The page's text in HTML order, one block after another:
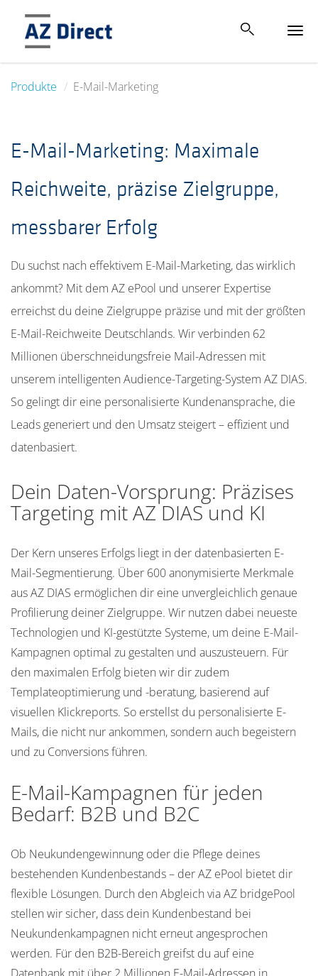
Produkte E-Mail-Marketing
E-Mail-Marketing: Maximale
Reichweite, präzise Zielgruppe,
messbarer Erfolg
Du suchst nach effektivem E-Mail-Marketing, das wirklich
ankommt? Mit dem AZ ePool und unserer Expertise
erreichst du deine Zielgruppe präzise und mit der größten
E-Mail-Reichweite Deutschlands. Wir verbinden 62
Millionen überschneidungsfreie Mail-Adressen mit
unserem intelligenten Audience-Targeting-System AZ DIAS.
So gelingt dir eine personalisierte Kundenansprache, die
Leads generiert und den Umsatz steigert – effizient und
datenbasiert.
Dein Daten-Vorsprung: Präzises
Targeting mit AZ DIAS und KI
Der Kern unseres Erfolgs liegt in der datenbasierten E-
Mail-Segmentierung. Über 600 anonymisierte Merkmale
aus AZ DIAS ermöglichen dir eine unvergleichlich genaue
Profilierung deiner Zielgruppe. Wir nutzen dabei neueste
Technologien und KI-gestützte Systeme, um deine E-Mail-
Kampagnen optimal zu gestalten und auszusteuern. Für
den maximalen Erfolg bieten wir dir zudem
Templateoptimierung und -beratung, basierend auf
visuellen Klickreports. So erstellst du personalisierte E-
Mails, die nicht nur ankommen, sondern auch begeistern
und zu Conversions führen.
E-Mail-Kampagnen für jeden
Bedarf: B2B und B2C
Ob Neukundengewinnung oder die Pflege deines
bestehenden Kundenbestands – der AZ ePool bietet dir
flexible Lösungen. Durch den Abgleich via AZ bridgePool
stellen wir sicher, dass dein Kundenbestand bei
Neukundenkampagnen nicht erneut angesprochen
werden. Für den B2B-Bereich greifst du auf eine